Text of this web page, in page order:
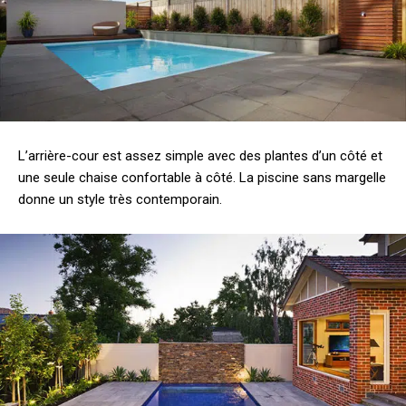
L’arrière-cour est assez simple avec des plantes d’un côté et
une seule chaise confortable à côté. La piscine sans margelle
donne un style très contemporain.